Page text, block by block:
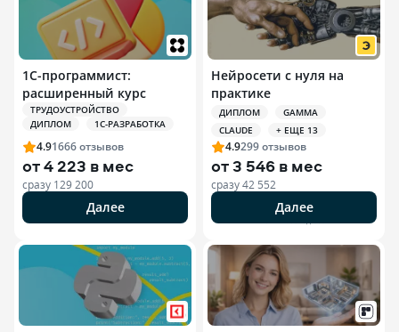
1С-программист:
расширенный курс
ТРУДОУСТРОЙСТВО
ДИПЛОМ
1С-РАЗРАБОТКА
4.91666отзывов
от4 223 в мес
сразу 129 200
Далее
Нейросети с нуля на
практике
ДИПЛОМ
GAMMA
CLAUDE
+ ЕЩЕ 13
4.9299отзывов
от3 546 в мес
сразу42 552
Далее